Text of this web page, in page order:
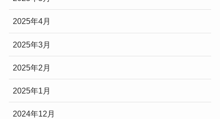
2025年4月
2025年3月
2025年2月
2025年1月
2024年12月